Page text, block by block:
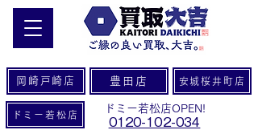
岡崎戸崎店 豊田店 安城桜井町店
ドミー若松店
ドミー若松店OPEN!
0120-102-034